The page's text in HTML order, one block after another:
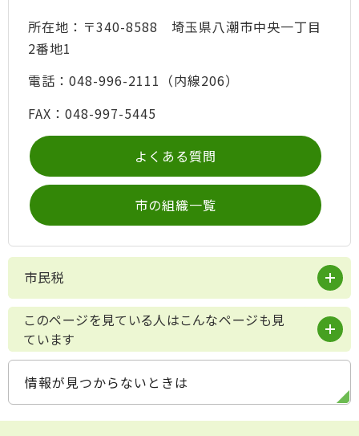
所在地：〒340-8588 埼玉県八潮市中央一丁目
2番地1
電話：048-996-2111（内線206）
FAX：048-997-5445
よくある質問
市の組織一覧
市民税
このページを見ている人はこんなページも見
ています
情報が見つからないときは